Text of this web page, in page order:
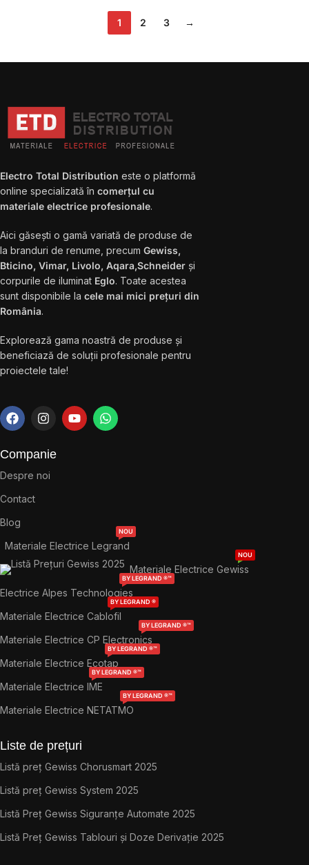
1 2 3 →
Electro Total Distribution este o platformă
online specializată în comerțul cu
materiale electrice profesionale.
Aici găsești o gamă variată de produse de
la branduri de renume, precum Gewiss,
Bticino, Vimar, Livolo, Aqara,Schneider și
corpurile de iluminat Eglo. Toate acestea
sunt disponibile la cele mai mici prețuri din
România.
Explorează gama noastră de produse și
beneficiază de soluții profesionale pentru
proiectele tale!
Companie
Despre noi
Contact
Blog
Materiale Electrice Legrand
NOU
Materiale Electrice Gewiss
NOU
Electrice Alpes Technologies
BY LEGRAND ®™
Materiale Electrice Cablofil
BY LEGRAND ®
Materiale Electrice CP Electronics
BY LEGRAND ®™
Materiale Electrice Ecotap
BY LEGRAND ®™
Materiale Electrice IME
BY LEGRAND ®™
Materiale Electrice NETATMO
BY LEGRAND ®™
Liste de prețuri
Listă preț Gewiss Chorusmart 2025
Listă preț Gewiss System 2025
Listă Preț Gewiss Siguranțe Automate 2025
Listă Preț Gewiss Tablouri și Doze Derivație 2025